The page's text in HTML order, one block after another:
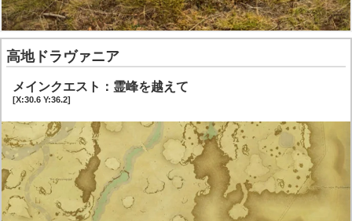
高地ドラヴァニア
メインクエスト：霊峰を越えて
[X:30.6 Y:36.2]